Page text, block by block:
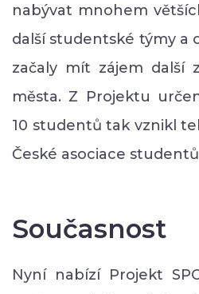
nabývat mnohem
další studentské týmy a
začaly mít zájem další
města. Z Projektu
10 studentů tak vznikl
České asociace
Současnost
Nyní nabízí Projekt